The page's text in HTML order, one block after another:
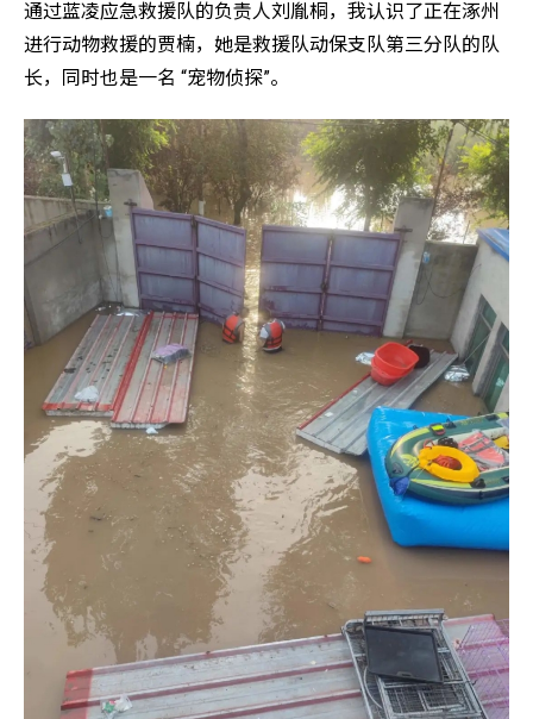
通过蓝凌应急救援队的负责人刘胤桐，我认识了正在涿州
进行动物救援的贾楠，她是救援队动保支队第三分队的队
长，同时也是一名 “宠物侦探”。